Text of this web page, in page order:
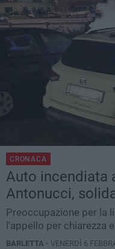
CRONACA
Auto incendiata
Antonucci,
Preoccupazione per la
l'appello per chiarezza
BARLETTA - VENERDÌ 6